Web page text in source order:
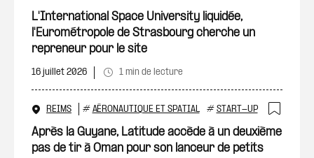
L'International Space University liquidée,
l'Eurométropole de Strasbourg cherche un
repreneur pour le site
16 juillet 2026 1 min de lecture
REIMS # AÉRONAUTIQUE ET SPATIAL # START-UP
Après la Guyane, Latitude accède à un deuxième
pas de tir à Oman pour son lanceur de petits